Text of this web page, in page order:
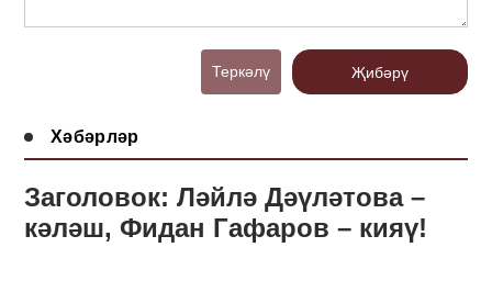
Теркәлү Җибәрү
Хәбәрләр
Заголовок: Ләйлә Дәүләтова –
кәләш, Фидан Гафаров – кияү!